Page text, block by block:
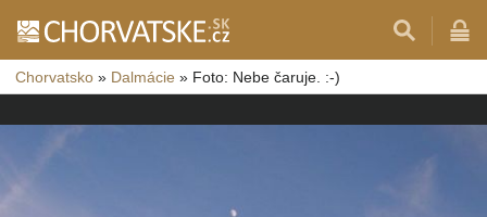
Chorvatsko » Dalmácie » Foto: Nebe čaruje. :-)